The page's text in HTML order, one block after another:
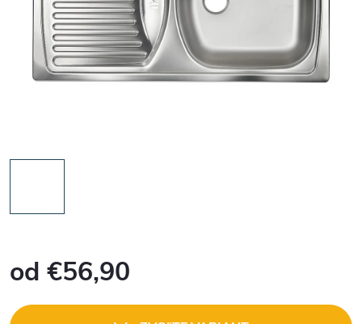
od €56,90
cena: